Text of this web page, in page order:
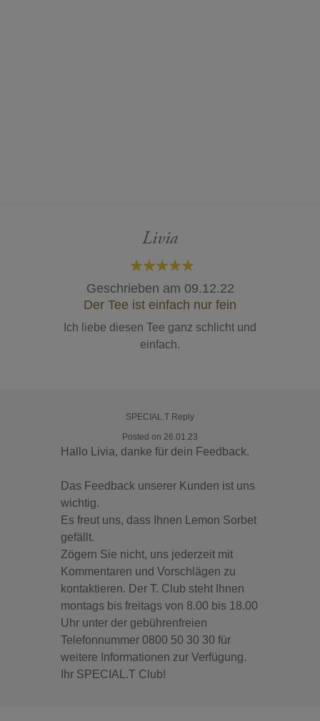
Livia
Geschrieben am 09.12.22
Der Tee ist einfach nur fein
Ich liebe diesen Tee ganz schlicht und
einfach.
SPECIAL.T Reply
Posted on 26.01.23
Hallo Livia, danke für dein Feedback.
Das Feedback unserer Kunden ist uns
wichtig.
Es freut uns, dass Ihnen Lemon Sorbet
gefällt.
Zögern Sie nicht, uns jederzeit mit
Kommentaren und Vorschlägen zu
kontaktieren. Der T. Club steht Ihnen
montags bis freitags von 8.00 bis 18.00
Uhr unter der gebührenfreien
Telefonnummer 0800 50 30 30 für
weitere Informationen zur Verfügung.
Ihr SPECIAL.T Club!